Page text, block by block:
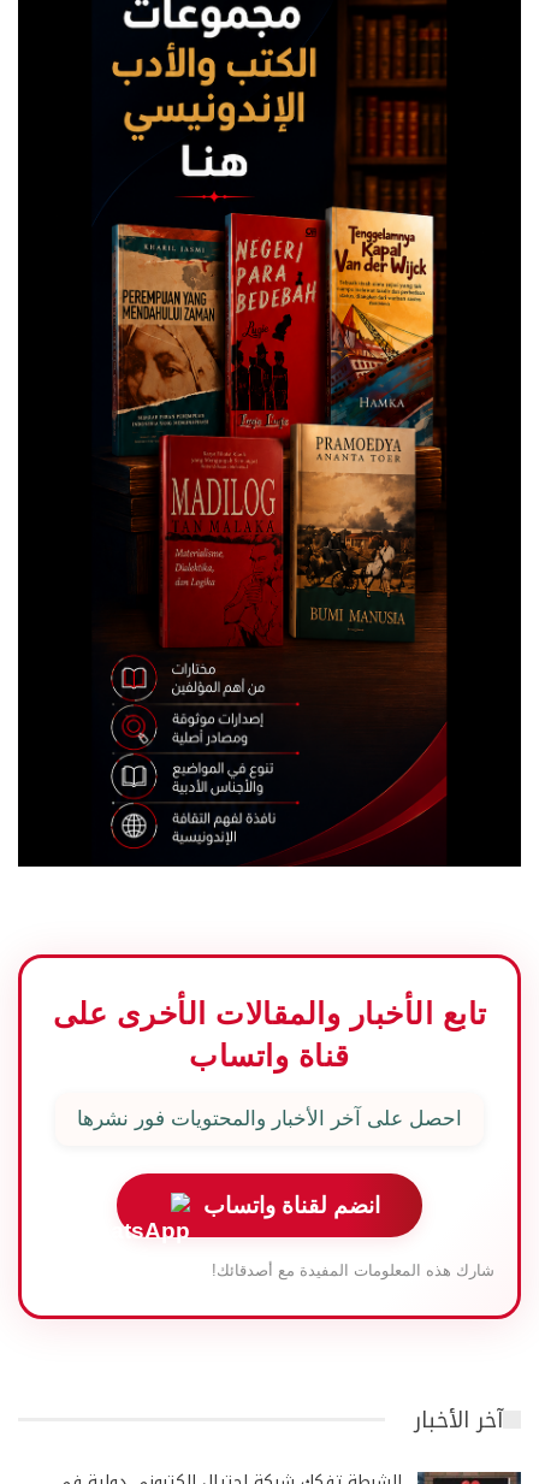
تابع الأخبار والمقالات الأخرى على
قناة واتساب
احصل على آخر الأخبار والمحتويات فور نشرها
انضم لقناة واتساب
شارك هذه المعلومات المفيدة مع أصدقائك!
آخر الأخبار